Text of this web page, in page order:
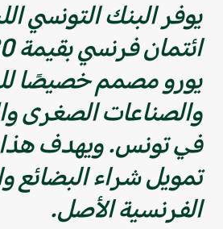
يوفر البنك التونسي
يورو مصمم خصيصًا
والصناعات الصغرى
في تونس. ويهدف
تمويل شراء البضائع
الفرنسية الأصل.